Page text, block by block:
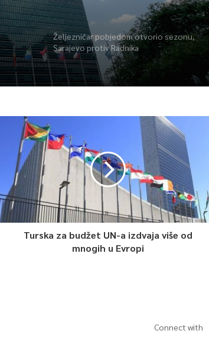
Željezničar pobjedom otvorio sezonu,
Sarajevo protiv Radnika
Turska za budžet UN-a izdvaja više od
mnogih u Evropi
Connect with